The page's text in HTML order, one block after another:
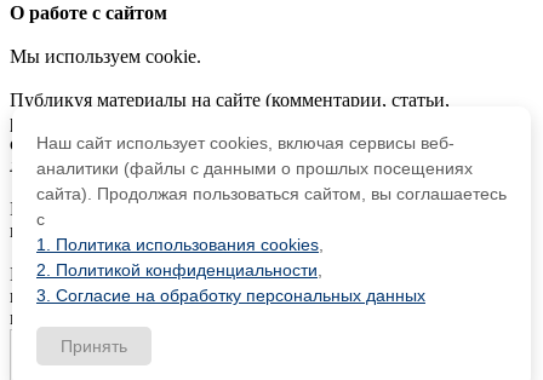
О работе с сайтом
Мы используем cookie.
Публикуя материалы на сайте (комментарии, статьи,
разработки и др.), пользователи берут на себя всю
ответственность за содержание материалов и разрешение
любых спорных вопросов с третьми лицами.
При этом редакция сайта готова оказывать всяческую
поддержку как в публикации, так и других вопросах.
Если вы обнаружили, что на нашем сайте незаконно
используются материалы,сообщите администратору
материалы будут удалены.
Наш сайт использует cookies, включая сервисы веб-
аналитики (файлы с данными о прошлых посещениях
сайта). Продолжая пользоваться сайтом, вы соглашаетесь
с
1. Политика использования cookies
2. Политикой конфиденциальности
3. Согласие на обработку персональных данных
Принять